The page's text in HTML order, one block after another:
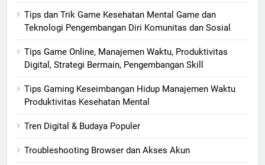
Tips dan Trik Game Kesehatan Mental Game dan
Teknologi Pengembangan Diri Komunitas dan Sosial
Tips Game Online, Manajemen Waktu, Produktivitas
Digital, Strategi Bermain, Pengembangan Skill
Tips Gaming Keseimbangan Hidup Manajemen Waktu
Produktivitas Kesehatan Mental
Tren Digital & Budaya Populer
Troubleshooting Browser dan Akses Akun